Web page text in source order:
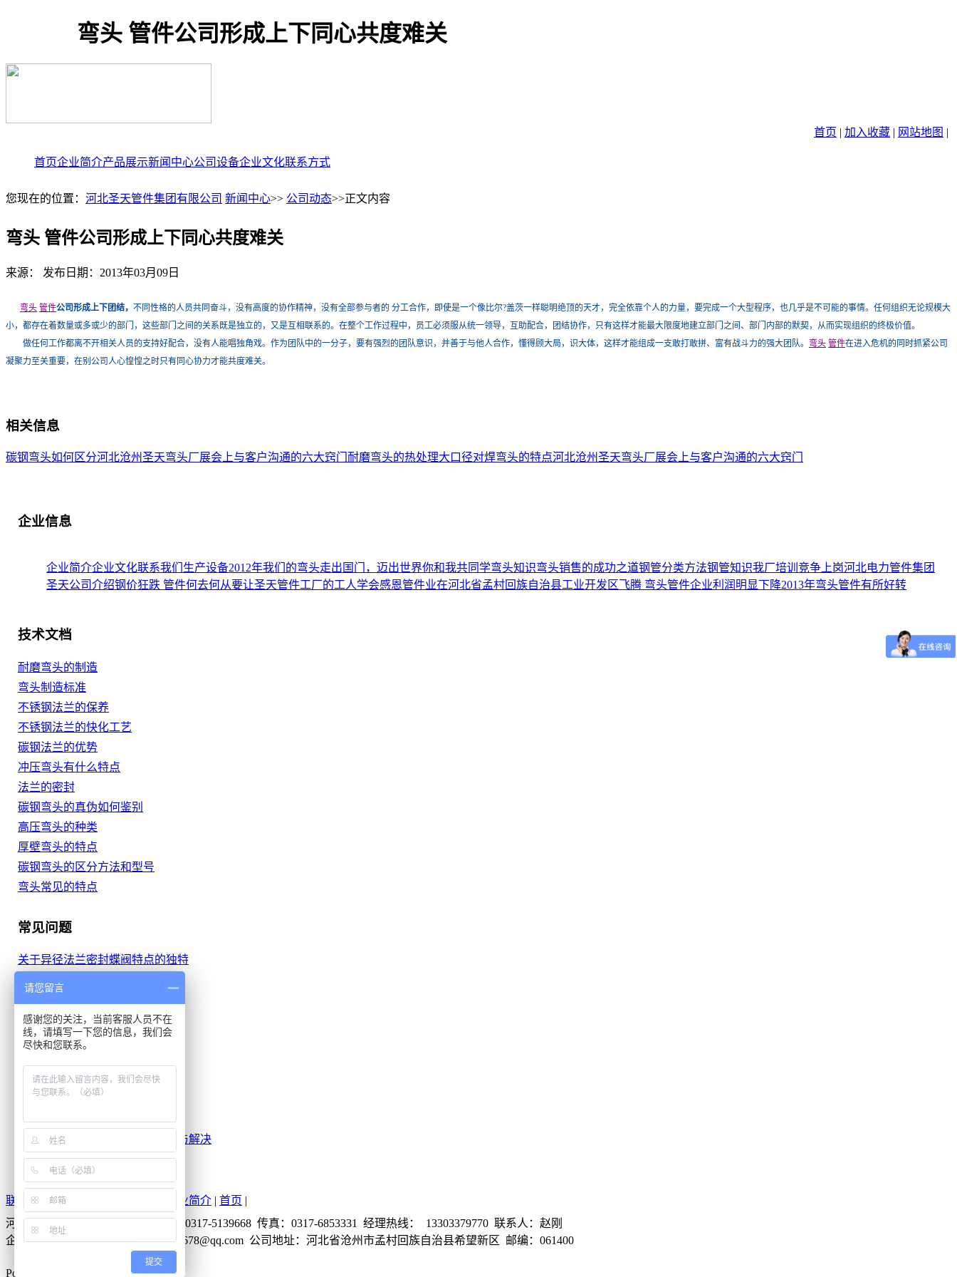
弯头 管件公司形成上下同心共度难关
首页 | 加入收藏 | 网站地图 |
首页企业简介产品展示新闻中心公司设备企业文化联系方式
您现在的位置： 河北圣天管件集团有限公司 新闻中心>> 公司动态>>正文内容
弯头 管件公司形成上下同心共度难关
来源： 发布日期：2013年03月09日
弯头 管件公司形成上下团结， 不同性格的人员共同奋斗，没有高度的协作精神，没有全部参与者的 分工合作，即使是一个像比尔?盖茨一样聪明绝顶的天才，完全依靠个人的力量，要完成一个大型程序，也几乎是不可能的事情。任何组织无论规模大
小，都存在着数量或多或少的部门，这些部门之间的关系既是独立的，又是互相联系的。在整个工作过程中，员工必须服从统一领导，互助配合，团结协作，只有这样才能最大限度地建立部门之间、部门内部的默契，从而实现组织的终极价值。
做任何工作都离不开相关人员的支持好配合，没有人能唱独角戏。作为团队中的一分子，要有强烈的团队意识，并善于与他人合作，懂得顾大局，识大体，这样才能组成一支敢打敢拼、富有战斗力的强大团队。 弯头 管件在进入危机的同时抓紧公司
凝聚力至关重要，在别公司人心惶惶之时只有同心协力才能共度难关。
相关信息
碳钢弯头如何区分河北沧州圣天弯头厂展会上与客户沟通的六大窍门 耐磨弯头的热处理大口径对焊弯头的特点河北沧州圣天弯头厂展会上与客户沟通的六大窍门
企业信息
企业简介企业文化联系我们 生产设备2012年我们的弯头走出国门，迈出世界你和我共同学弯头知识弯头销售的成功之道钢管分类方法钢管知识我厂培训竞争上岗河北电力管件集团
圣天公司介绍钢价狂跌 管件何去何从要让圣天管件工厂的工人学会感恩管件业在河北省孟村回族自治县工业开发区飞腾 弯头管件企业利润明显下降2013年弯头管件有所好转
技术文档
耐磨弯头的制造
弯头制造标准
不锈钢法兰的保养
不锈钢法兰的快化工艺
碳钢法兰的优势
冲压弯头有什么特点
法兰的密封
碳钢弯头的真伪如何鉴别
高压弯头的种类
厚壁弯头的特点
碳钢弯头的区分方法和型号
弯头常见的特点
常见问题
关于异径法兰密封蝶阀特点的独特
关于四维弯管的六大特性
你知道焊管是怎样形成的吗?
对焊弯头的用途安装
弯管管材知识问答
耐磨管件的种类主要包括哪些
不锈钢管件行业的所面临的劣势
不锈钢管件加工和运输常遇问题与解决
4种关于不锈钢管件焊接技术要求
联系我们|新闻中心 企业简介 | 首页 |
河北圣天管件集团有限公司 电话：0317-5139668 传真：0317-6853331 经理热线： 13303379770 联系人：赵刚
企业QQ：137874678 邮箱：137874678@qq.com 公司地址：河北省沧州市孟村回族自治县希望新区 邮编：061400
PowerBy：驰业传媒 51La
请您留言
感谢您的关注，当前客服人员不在
线，请填写一下您的信息，我们会
尽快和您联系。
提交